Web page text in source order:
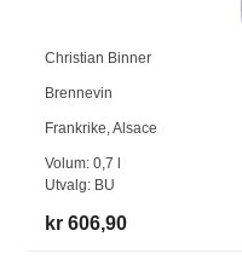
Christian Binner
Brennevin
Frankrike,Alsace
Volum:0,7
Utvalg: BU
kr 606,90